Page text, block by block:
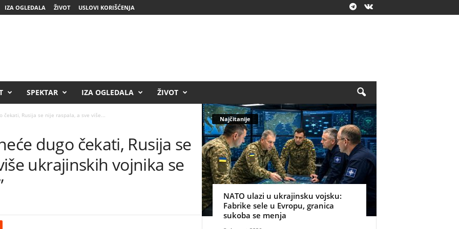
IZA OGLEDALA ŽIVOT USLOVI KORIŠĆENJA
SPEKTAR IZA OGLEDALA ŽIVOT
čekati, Rusija se nije raspala, a sve više...
dugo čekati, Rusija se
ukrajinskih vojnika se
Najčitanije
NATO ulazi u ukrajinsku vojsku:
Fabrike sele u Evropu, granica
sukoba se menja